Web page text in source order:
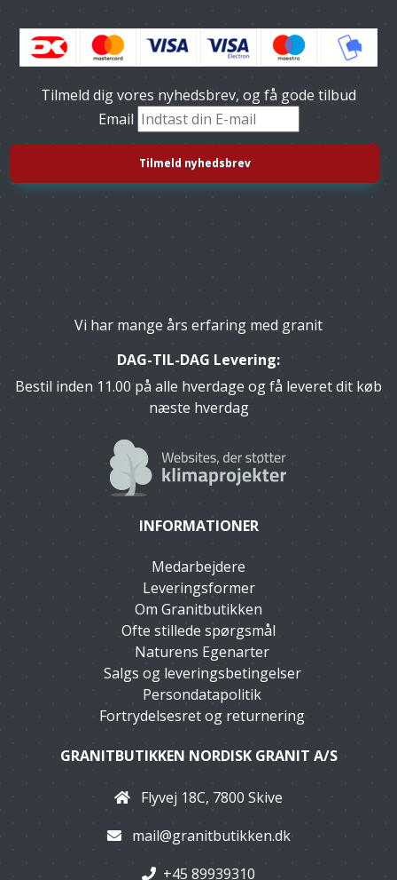
Tilmeld dig vores nyhedsbrev, og få gode tilbud
Email
Vi har mange års erfaring med granit
DAG-TIL-DAG Levering:
Bestil inden 11.00 på alle hverdage og få leveret dit køb
næste hverdag
INFORMATIONER
Medarbejdere
Leveringsformer
Om Granitbutikken
Ofte stillede spørgsmål
Naturens Egenarter
Salgs og leveringsbetingelser
Persondatapolitik
Fortrydelsesret og returnering
GRANITBUTIKKEN NORDISK GRANIT A/S
Flyvej 18C, 7800 Skive
mail@granitbutikken.dk
+45 89939310